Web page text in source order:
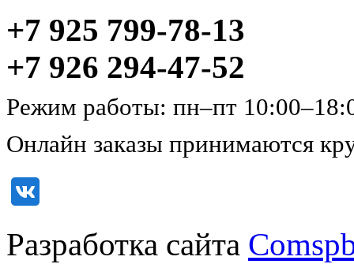
+7 925 799-78-13
+7 926 294-47-52
Режим работы: пн–пт
Онлайн заказы принимаются
Разработка сайта